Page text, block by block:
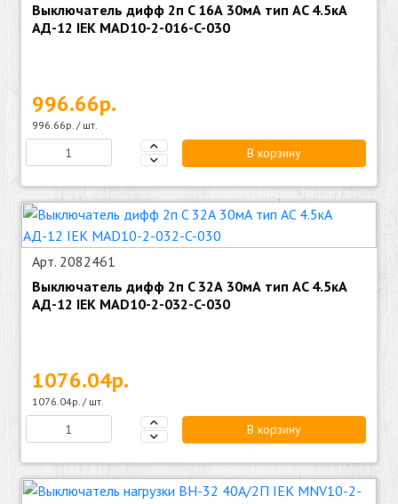
Выключатель дифф 2п C 16А 30мА тип AC 4.5кА
АД-12 IEK MAD10-2-016-C-030
996.66р.
996.66р. / шт.
В корзину
Арт. 2082461
Выключатель дифф 2п C 32А 30мА тип AC 4.5кА
АД-12 IEK MAD10-2-032-C-030
1076.04р.
1076.04р. / шт.
В корзину